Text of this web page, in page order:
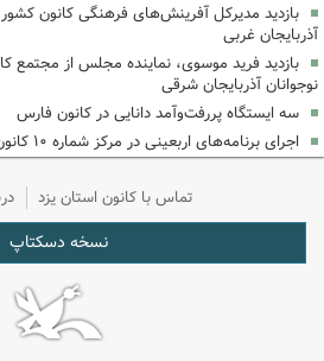
بازدید مدیرکل آفرینش‌های فرهنگی کانون
آذربایجان غربی
بازدید فرید موسوی، نماینده مجلس از مجتمع
نوجوانان آذربایجان شرقی
سه ایستگاه پررفت‌وآمد دانایی در کانون فارس
اجرای برنامه‌های اربعینی در مرکز شماره ۱۰ کانون کرمانشاه
تماس با کانون استان یزد
نسخه دسکتاپ